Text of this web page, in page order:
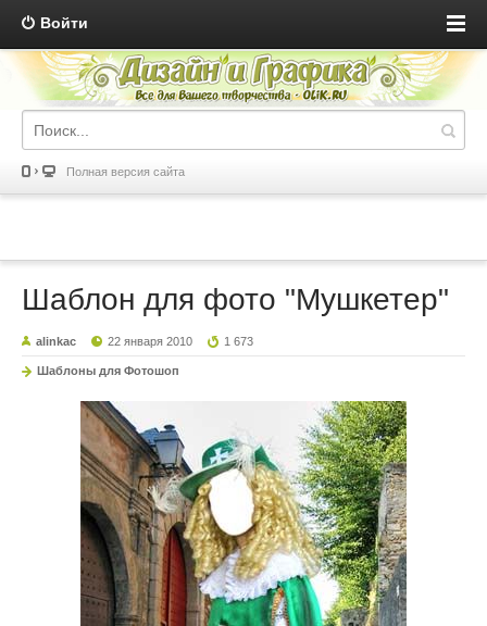
Войти
Полная версия сайта
Шаблон для фото "Мушкетер"
alinkac 22 января 2010 1 673
Шаблоны для Фотошоп